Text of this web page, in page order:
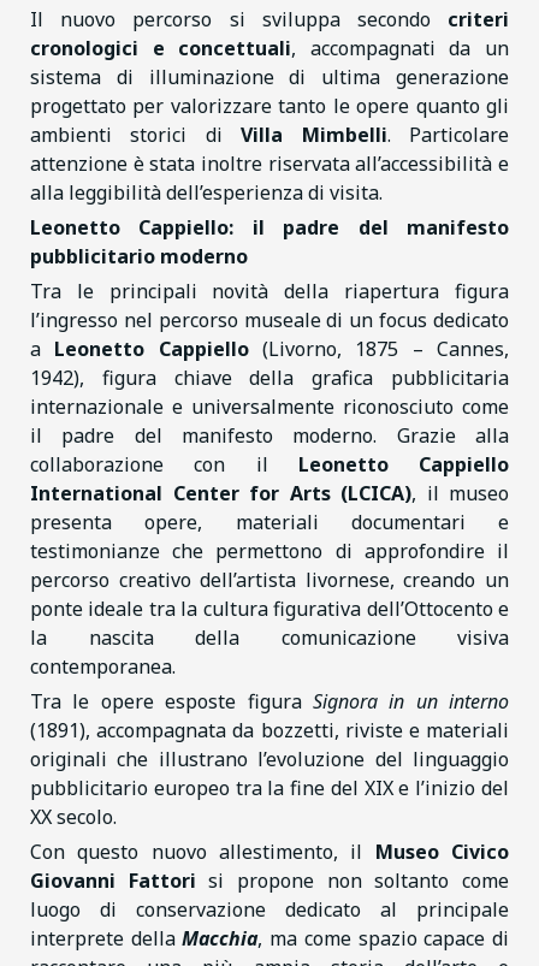
Il nuovo percorso si sviluppa secondo criteri
cronologici e concettuali, accompagnati da un
sistema di illuminazione di ultima generazione
progettato per valorizzare tanto le opere quanto gli
ambienti storici diVilla Mimbelli. Particolare
attenzione è stata inoltre riservata all’accessibilità e
alla leggibilità dell’esperienza di visita.
Leonetto Cappiello: il padre del manifesto
pubblicitario moderno
Tra le principali novità della riapertura figura
l’ingresso nel percorso museale di un focus dedicato
a Leonetto Cappiello(Livorno, 1875 – Cannes,
1942), figura chiave della grafica pubblicitaria
internazionale e universalmente riconosciuto come
il padre del manifesto moderno. Grazie alla
collaborazione con il Leonetto Cappiello
International Center for Arts (LCICA), il museo
presenta opere, materiali documentari e
testimonianze che permettono di approfondire il
percorso creativo dell’artista livornese, creando un
ponte ideale tra la cultura figurativa dell’Ottocento e
la nascita della comunicazione visiva
contemporanea.
Tra le opere esposte figura Signora in un interno
(1891), accompagnata da bozzetti, riviste e materiali
originali che illustrano l’evoluzione del linguaggio
pubblicitario europeo tra la fine del XIX e l’inizio del
XX secolo.
Con questo nuovo allestimento, il Museo Civico
Giovanni Fattori si propone non soltanto come
luogo di conservazione dedicato al principale
interprete dellaMacchia, ma come spazio capace di